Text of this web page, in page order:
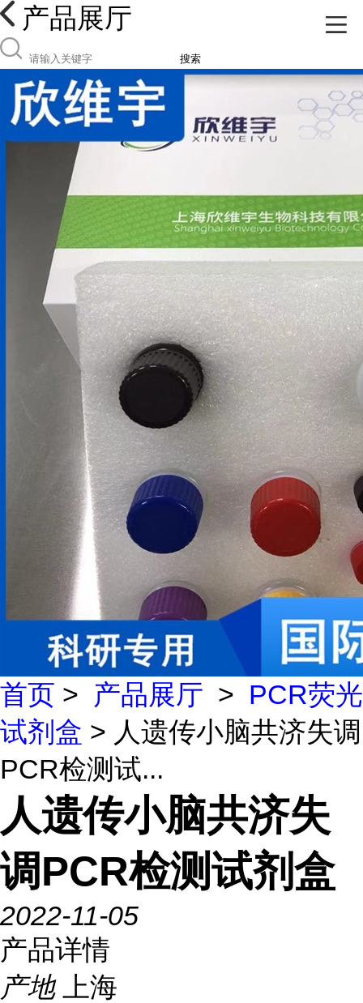
产品展厅
搜索
首页 > 产品展厅 > PCR荧光
试剂盒 > 人遗传小脑共济失调
PCR检测试...
人遗传小脑共济失
调PCR检测试剂盒
2022-11-05
产品详情
产地
上海